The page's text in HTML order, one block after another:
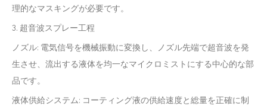
理的なマスキングが必要です。
3. 超音波スプレー工程
ノズル: 電気信号を機械振動に変換し、ノズル先端で超音波を発
生させ、流出する液体を均一なマイクロミストにする中心的な部
品です。
液体供給システム: コーティング液の供給速度と総量を正確に制